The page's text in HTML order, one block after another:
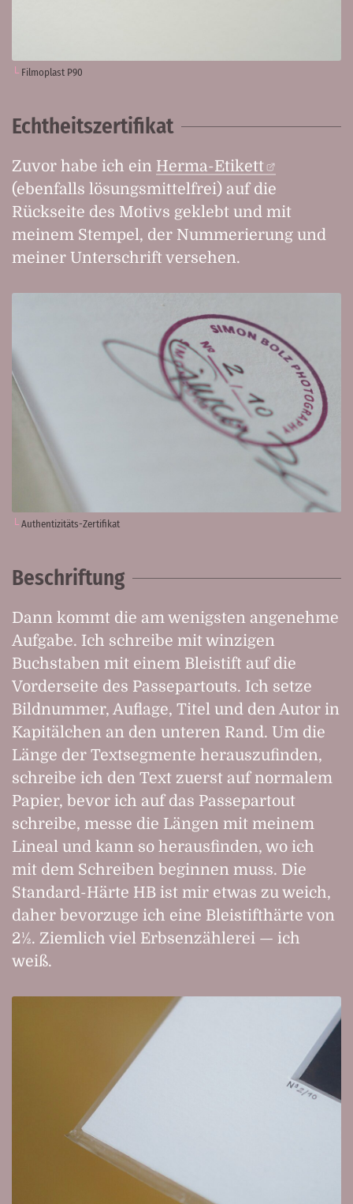
Filmoplast P90
Echtheitszertifikat
Zuvor habe ich ein Herma-Etikett
(ebenfalls lösungsmittelfrei) auf die
Rückseite des Motivs geklebt und mit
meinem Stempel, der Nummerierung und
meiner Unterschrift versehen.
Authentizitäts-Zertifikat
Beschriftung
Dann kommt die am wenigsten angenehme
Aufgabe. Ich schreibe mit winzigen
Buchstaben mit einem Bleistift auf die
Vorderseite des Passepartouts. Ich setze
Bildnummer, Auflage, Titel und den Autor in
Kapitälchen an den unteren Rand. Um die
Länge der Textsegmente herauszufinden,
schreibe ich den Text zuerst auf normalem
Papier, bevor ich auf das Passepartout
schreibe, messe die Längen mit meinem
Lineal und kann so herausfinden, wo ich
mit dem Schreiben beginnen muss. Die
Standard-Härte HB ist mir etwas zu weich,
daher bevorzuge ich eine Bleistifthärte von
2½. Ziemlich viel Erbsenzählerei — ich
weiß.